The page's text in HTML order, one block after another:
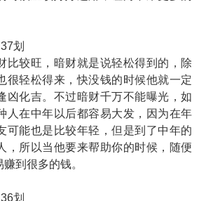
划
比较旺，暗财就是说轻松得到的，除
很轻松得来，快没钱的时候他就一定
凶化吉。不过暗财千万不能曝光，如
人在中年以后都容易大发，因为在年
可能也是比较年轻，但是到了中年的
，所以当他要来帮助你的时候，随便
到很多的钱。
划